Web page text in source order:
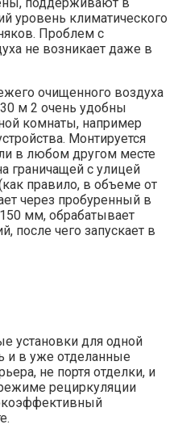
уровень климатического
Проблем с
не возникает даже в
очищенного воздуха
м 2 очень удобны
комнаты, например
Монтируется
в любом другом месте
граничащей с улицей
правило, в объеме от
через пробуренный в
мм, обрабатывает
после чего запускает в
установки для одной
и в уже отделанные
не портя отделки, и
рециркуляции